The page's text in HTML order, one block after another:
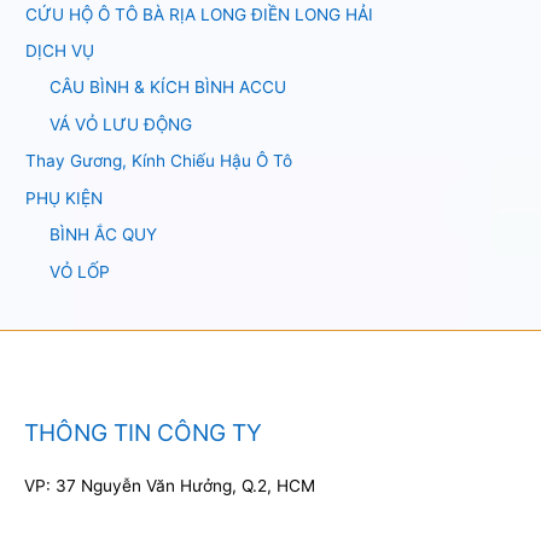
CỨU HỘ Ô TÔ BÀ RỊA LONG ĐIỀN LONG HẢI
DỊCH VỤ
CÂU BÌNH & KÍCH BÌNH ACCU
VÁ VỎ LƯU ĐỘNG
Thay Gương, Kính Chiếu Hậu Ô Tô
PHỤ KIỆN
BÌNH ẮC QUY
VỎ LỐP
THÔNG TIN CÔNG TY
VP: 37 Nguyễn Văn Hưởng, Q.2, HCM